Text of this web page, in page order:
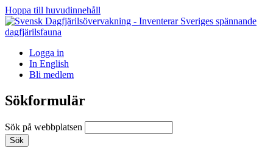
Hoppa till huvudinnehåll
Logga in
In English
Bli medlem
Sökformulär
Sök på webbplatsen